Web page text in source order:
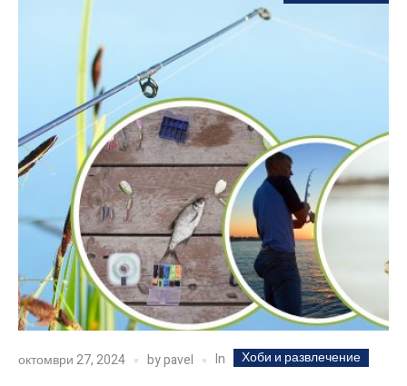
октомври 27, 2024 bypavel In Хоби и развлечение